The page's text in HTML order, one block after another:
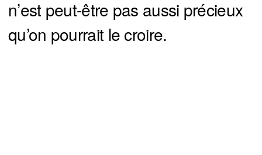
n’est peut-être pas aussi précieux
qu’on pourrait le croire.